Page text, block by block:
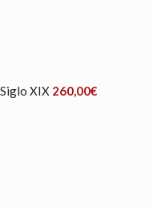
XIX 260,00€